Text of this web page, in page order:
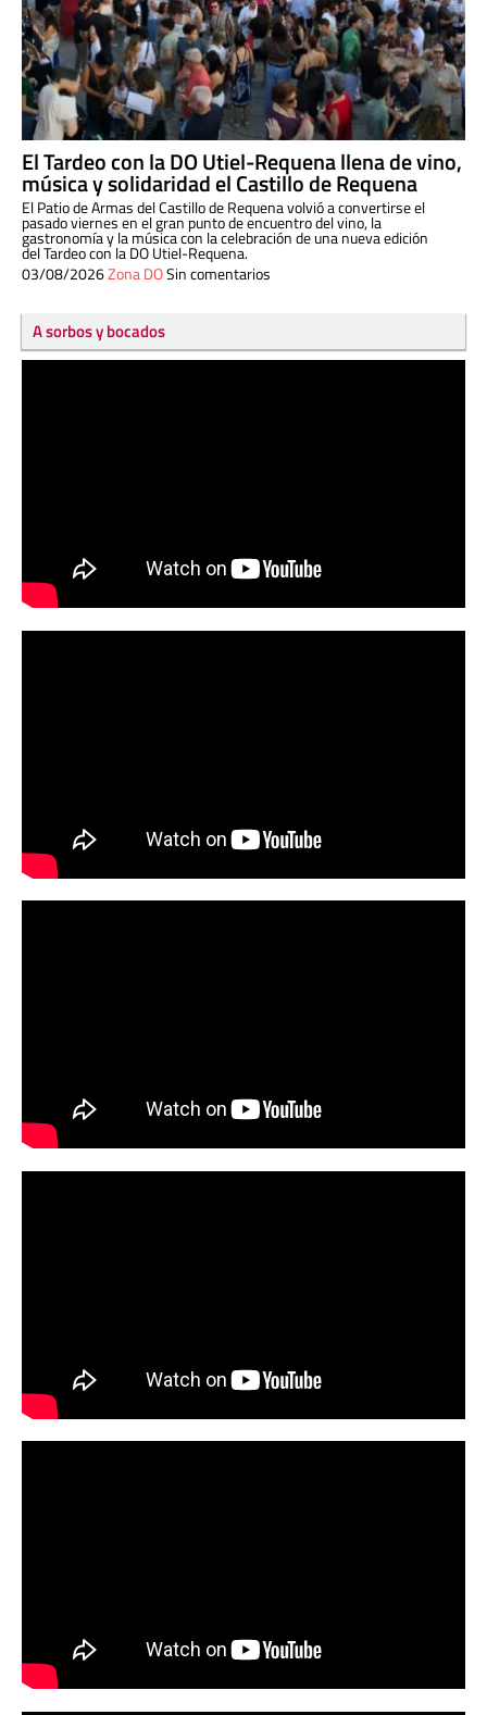
El Tardeo con la DO Utiel-Requena llena de vino,
música y solidaridad el Castillo de Requena
El Patio de Armas del Castillo de Requena volvió a convertirse el
pasado viernes en el gran punto de encuentro del vino, la
gastronomía y la música con la celebración de una nueva edición
del Tardeo con la DO Utiel-Requena.
03/08/2026Zona DOSin comentarios
A sorbos y bocados